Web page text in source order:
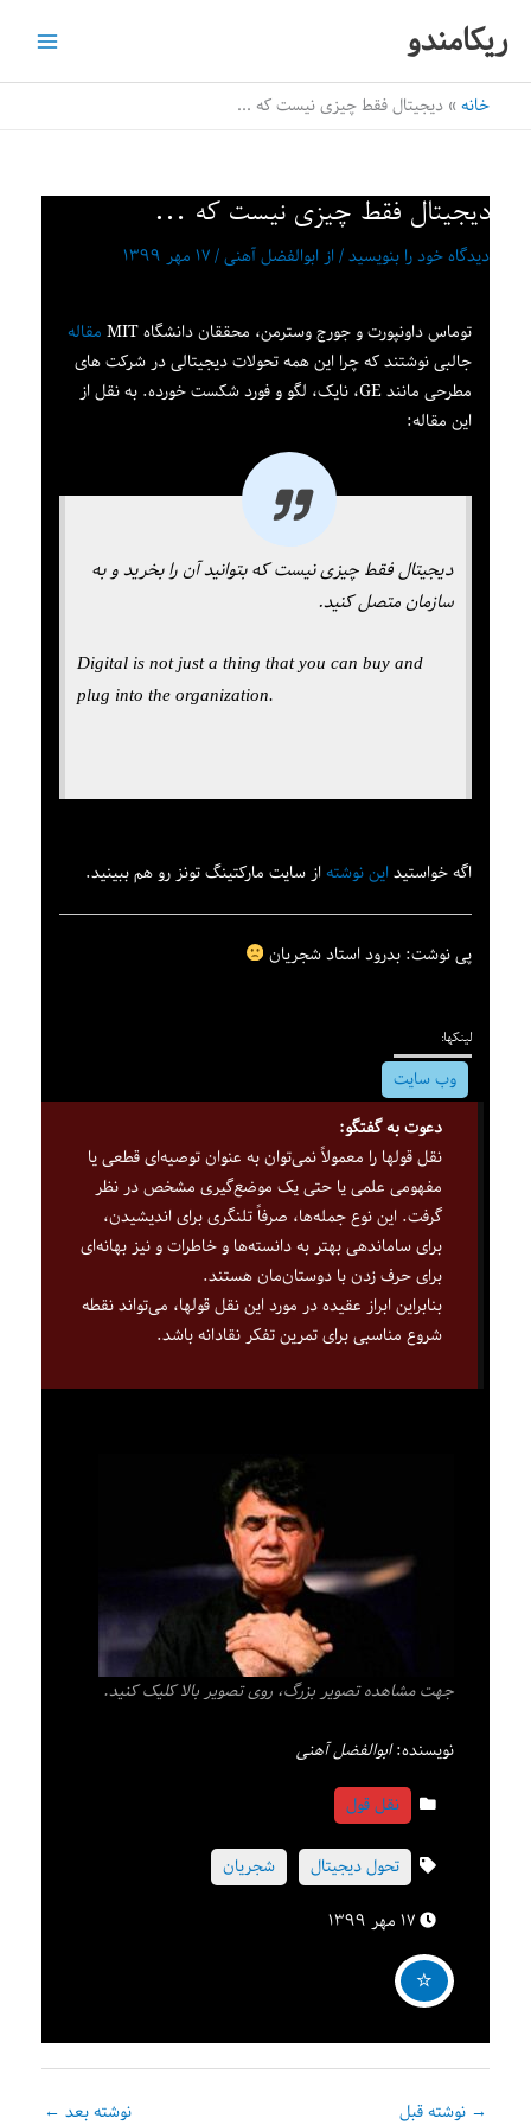
ریکامندو
خانه دیجیتال فقط چیزی نیست که …
دیجیتال فقط چیزی نیست که …
دیدگاه‌ خود را بنویسید/ از ابوالفضل آهنی/۱۷ مهر ۱۳۹۹
توماس داونپورت و جورج وسترمن، محققان دانشگاه MIT
مقاله
جالبی نوشتند که چرا این همه تحولات دیجیتالی در شرکت های
مطرحی مانند GE، نایک، لگو و فورد شکست خورده. به نقل از
این مقاله:
دیجیتال فقط چیزی نیست که بتوانید آن را بخرید و به
سازمان متصل کنید.
Digital is not just a thing that you can buy and
plug into the organization.
اگه خواستید این نوشتهاز سایت مارکتینگ تونز رو هم ببینید.
پی نوشت: بدرود استاد شجریان
لینکها:
وب سایت
دعوت به گفتگو:
نقل قولها را معمولاً نمی‌توان به عنوان توصیه‌ای قطعی یا
مفهومی علمی یا حتی یک موضع‌گیری مشخص در نظر
گرفت. این نوع جمله‌ها، صرفاً تلنگری برای اندیشیدن،
برای ساماندهی بهتر به دانسته‌ها و خاطرات و نیز بهانه‌ای
برای حرف زدن با دوستان‌مان هستند.
بنابراین ابراز عقیده در مورد این نقل قولها، می‌تواند نقطه
شروع مناسبی برای تمرین تفکر نقادانه باشد.
جهت مشاهده تصویر بزرگ، روی تصویر بالا کلیک کنید.
نویسنده:ابوالفضل آهنی
نقل قول
تحول دیجیتال
شجریان
→ نوشته قبل نوشته بعد ←